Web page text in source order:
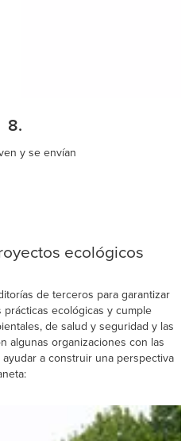
8.
y se envían
ecológicos
de terceros para garantizar
ecológicas y cumple
de salud y seguridad y las
algunas organizaciones con las
a construir una perspectiva